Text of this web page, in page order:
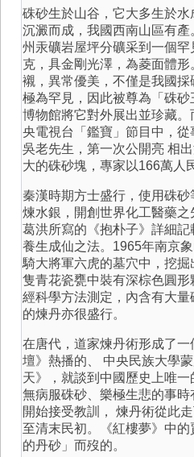
硃砂生於山谷，它大多生於
沉澱而成，我國西南山區有
州汞礦岩屋坪分礦采到一個
克，具金剛光澤，為菱面體
襯，異常優美，不僅是我國
極為罕見，因此被尊為「硃
博物館將它對外展出並珍藏
央電視台「鑑寶」節目中，
吳老先生，第一次公開亮 相
大的硃砂塊，專家以166萬人
秦漢時期方士盛行，使用硃
煉水銀，開創世界化工醫藥
葛洪所寫的《抱朴子》詳細記
養生成仙之法。1965年南京
騎大將軍六虎的墓穴中，挖
隻青花瓷甕中裝有深棕色圓形
經科學方法測定，內含有大
的煉丹亦很盛行。
在唐代，道家煉丹術形成了
壇》熱播的、 中央民族大學
天》，就談到中國歷史上唯
無病服硃砂、樂極生悲的事
開始接受教訓， 煉丹術從此
至清末民初。《紅樓夢》中的
的丹砂」而歿的。